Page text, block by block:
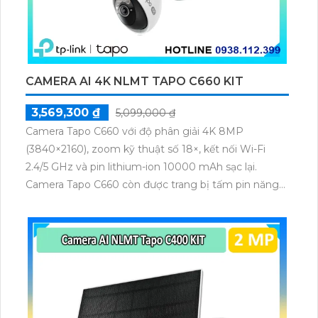
CAMERA AI 4K NLMT TAPO C660 KIT
3,569,300 ₫
5,099,000 ₫
Camera Tapo C660 với độ phân giải 4K 8MP
(3840×2160), zoom kỹ thuật số 18×, kết nối Wi-Fi
2.4/5 GHz và pin lithium-ion 10000 mAh sạc lại.
Camera Tapo C660 còn được trang bị tấm pin năng
thú cưng, phương tiện, lưu trữ thẻ microSD tối đa 512
GB.